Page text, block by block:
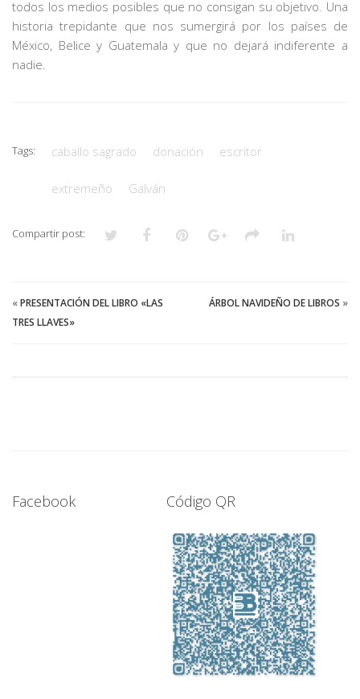
todos los medios posibles que no consigan su objetivo. Una
historia trepidante que nos sumergirá por los países de
México, Belice y Guatemala y que no dejará indiferente a
nadie.
Tags: caballo sagrado donación escritor
extremeño Galván
Compartir post:
«PRESENTACIÓN DEL LIBRO «LAS
TRES LLAVES»
ÁRBOL NAVIDEÑO DE LIBROS »
Facebook Código QR